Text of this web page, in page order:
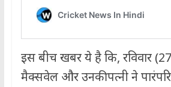
इस बीच खबर ये है कि, रविवार (27
मैक्सवेल और उनकी पत्नी ने